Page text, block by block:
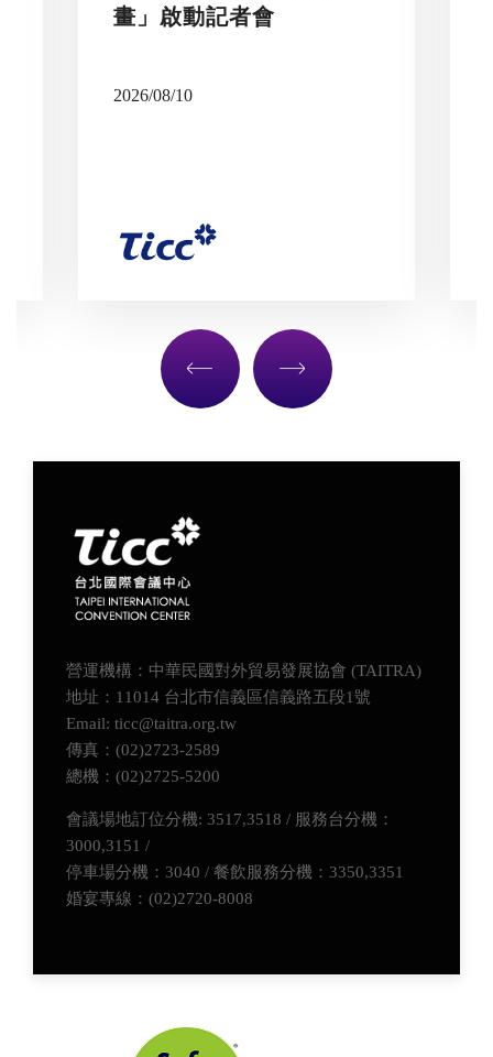
畫」啟動記者會
2026/08/10
營運機構：中華民國對外貿易發展協會 (TAITRA)
地址：11014 台北市信義區信義路五段1號
Email: ticc@taitra.org.tw
傳真：(02)2723-2589
總機：(02)2725-5200
會議場地訂位分機: 3517,3518 / 服務台分機：
3000,3151 /
停車場分機：3040 / 餐飲服務分機：3350,3351
婚宴專線：(02)2720-8008